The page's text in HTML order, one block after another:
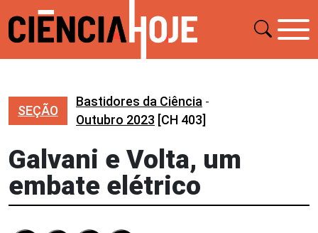
SEÇÃO
Bastidores da Ciência -
Outubro 2023 [CH 403]
Galvani e Volta, um
embate elétrico